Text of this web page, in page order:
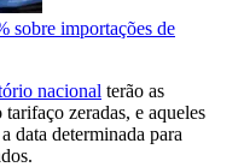
sobre importações de
nacional terão as
zeradas, e aqueles
data determinada para